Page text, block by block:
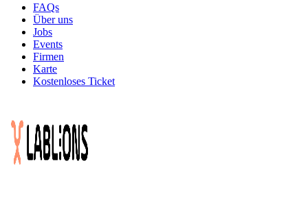
FAQs
Über uns
Jobs
Events
Firmen
Karte
Kostenloses Ticket